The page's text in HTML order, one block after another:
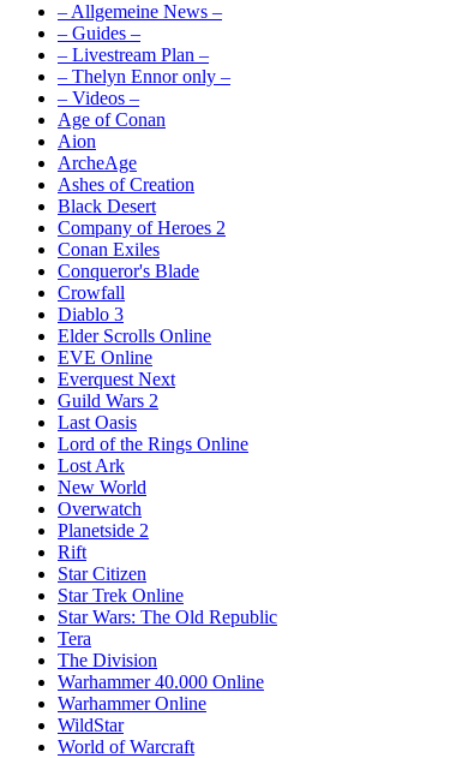
– Allgemeine News –
– Guides –
– Livestream Plan –
– Thelyn Ennor only –
– Videos –
Age of Conan
Aion
ArcheAge
Ashes of Creation
Black Desert
Company of Heroes 2
Conan Exiles
Conqueror's Blade
Crowfall
Diablo 3
Elder Scrolls Online
EVE Online
Everquest Next
Guild Wars 2
Last Oasis
Lord of the Rings Online
Lost Ark
New World
Overwatch
Planetside 2
Rift
Star Citizen
Star Trek Online
Star Wars: The Old Republic
Tera
The Division
Warhammer 40.000 Online
Warhammer Online
WildStar
World of Warcraft